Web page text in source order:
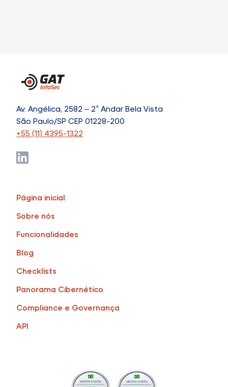
Av. Angélica, 2582 – 2° Andar Bela Vista
São Paulo/SP CEP 01228-200
+55 (11) 4395-1322
Página inicial
Sobre nós
Funcionalidades
Blog
Checklists
Panorama Cibernético
Compliance e Governança
API